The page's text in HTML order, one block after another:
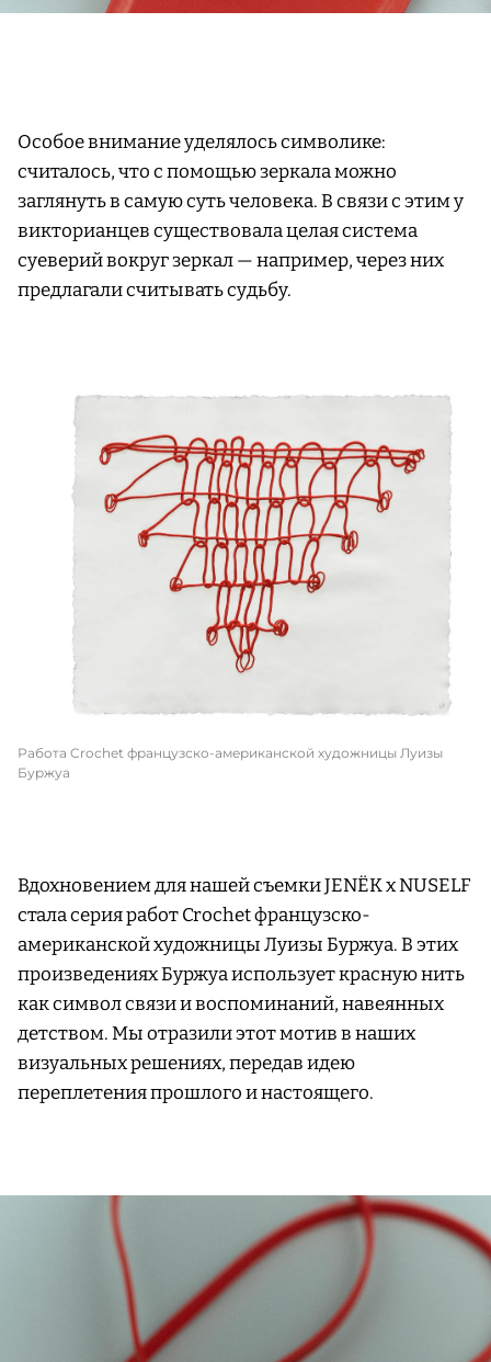
Особое внимание уделялось символике:
считалось, что с помощью зеркала можно
заглянуть в самую суть человека. В связи с этим у
викторианцев существовала целая система
суеверий вокруг зеркал — например, через них
предлагали считывать судьбу.
Работа Crochet французско-американской художницы Луизы
Буржуа
Вдохновением для нашей съемки JENЁK x NUSELF
стала серия работ Crochet французско-
американской художницы Луизы Буржуа. В этих
произведениях Буржуа использует красную нить
как символ связи и воспоминаний, навеянных
детством. Мы отразили этот мотив в наших
визуальных решениях, передав идею
переплетения прошлого и настоящего.